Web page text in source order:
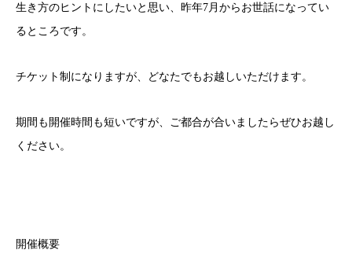
生き方のヒントにしたいと思い、昨年7月からお世話になってい
るところです。
チケット制になりますが、どなたでもお越しいただけます。
期間も開催時間も短いですが、ご都合が合いましたらぜひお越し
ください。
開催概要